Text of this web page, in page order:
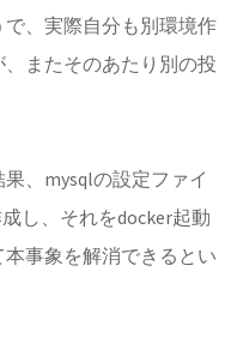
、実際自分も別環境作
またそのあたり別の投
、mysqlの設定ファイ
し、それをdocker起動
事象を解消できるとい